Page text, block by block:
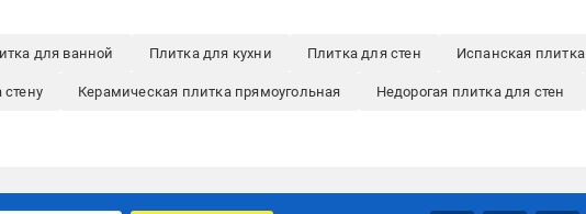
для ванной Плитка для кухни Плитка для стен Испанская плитка
Керамическая плитка прямоугольная Недорогая плитка для стен